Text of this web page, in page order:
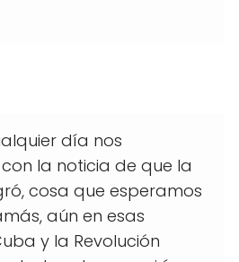
día nos
la noticia de que la
cosa que esperamos
aún en esas
y la Revolución